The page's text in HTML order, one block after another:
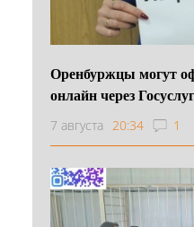
Оренбуржцы могут
онлайн через
7 августа 20:34 1